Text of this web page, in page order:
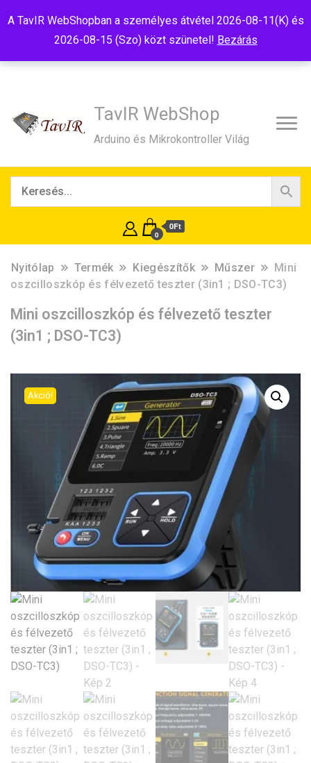
A TavIR WebShopban a személyes átvétel 2026-08-11(K) és
2026-08-15 (Szo) közt szünetel! Bezárás
TavIR WebShop
Arduino és Mikrokontroller Világ
0
0Ft
Nyitólap Termék Kiegészítők Műszer
Mini
oszcilloszkóp és félvezető teszter (3in1 ; DSO-TC3)
Mini oszcilloszkóp és félvezető teszter
(3in1 ; DSO-TC3)
Akció!